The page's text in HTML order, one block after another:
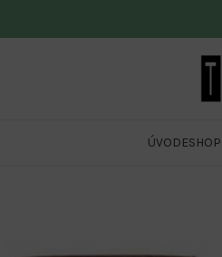
ÚVODESHOP